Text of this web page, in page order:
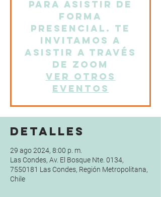
para asistir de
forma
presencial. Te
invitamos a
asistir a través
de Zoom
Ver otros
eventos
Detalles
29 ago 2024, 8:00 p. m.
Las Condes, Av. El Bosque Nte. 0134,
7550181 Las Condes, Región Metropolitana,
Chile